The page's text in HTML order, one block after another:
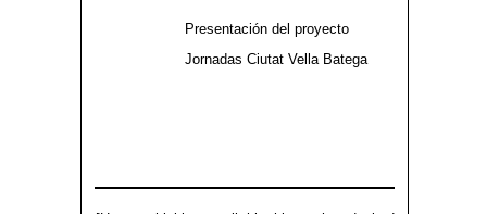
Presentación del proyecto
Jornadas Ciutat Vella Batega